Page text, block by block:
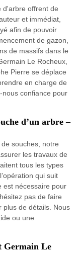
d'arbre offrent de
et immédiat,
afin de pouvoir
de gazon,
de massifs dans le
Le Rocheux,
Pierre se déplace
en charge de
confiance pour
d’un arbre –
de souches, notre
les travaux de
tous les types
qui suit
est nécessaire pour
pas de faire
plus de détails. Nous
ou une
Germain Le